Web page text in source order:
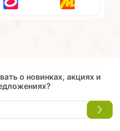
о новинках, акциях и